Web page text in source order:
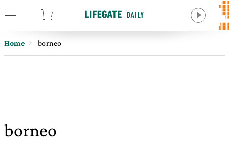
Home borneo
borneo